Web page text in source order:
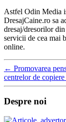
Astfel Odin Media
DresajCaine.ro sa
dresaj/dresorilor
servicii de cea mai
online.
← Promovarea
centrelor de
Despre noi